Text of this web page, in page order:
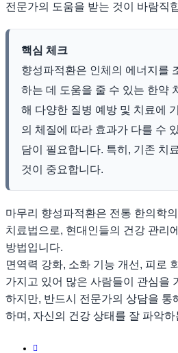
전문가의 도움을 받는 것이 바람직
핵심 체크
향성파적환은 인체의 에너지를
하는 데 도움을 줄 수 있는 한약
해 다양한 질병 예방 및 치료에
의 체질에 따라 효과가 다를 수
담이 필요합니다. 특히, 기존 치
것이 중요합니다.
마무리 향성파적환은 전통 한의학의 지혜를 기반으로 한
치료법으로, 현대인들의 건강 관리
방법입니다.
면역력 강화, 소화 기능 개선, 피로
가지고 있어 많은 사람들이 관심을
하지만, 반드시 전문가의 상담을 통
하며, 자신의 건강 상태를 잘 파악